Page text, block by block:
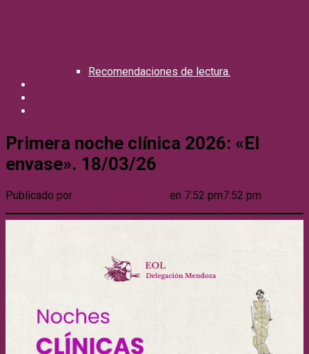
Recomendaciones de lectura.
Primera noche clínica 2026: «El
envase». 18/03/26
Publicado por en 7:52 pm7:52 pm